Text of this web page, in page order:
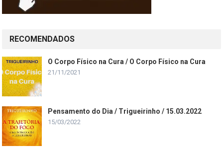
RECOMENDADOS
O Corpo Físico na Cura / O Corpo Físico na Cura
21/11/2021
Pensamento do Dia / Trigueirinho / 15.03.2022
15/03/2022